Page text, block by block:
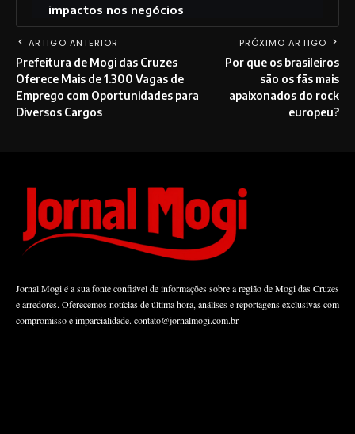
impactos nos negócios
ARTIGO ANTERIOR
Prefeitura de Mogi das Cruzes
Oferece Mais de 1.300 Vagas de
Emprego com Oportunidades para
Diversos Cargos
PRÓXIMO ARTIGO
Por que os brasileiros
são os fãs mais
apaixonados do rock
europeu?
Jornal Mogi é a sua fonte confiável de informações sobre a região de Mogi das Cruzes
e arredores. Oferecemos notícias de última hora, análises e reportagens exclusivas com
compromisso e imparcialidade. contato@jornalmogi.com.br